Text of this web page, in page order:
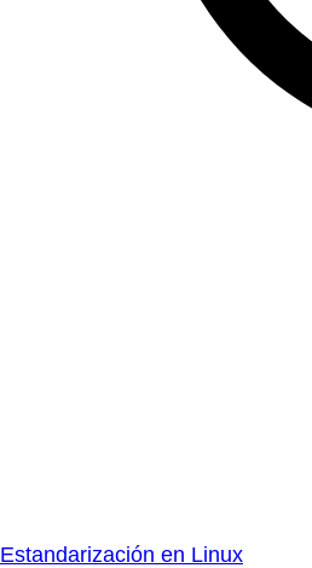
Estandarización en Linux